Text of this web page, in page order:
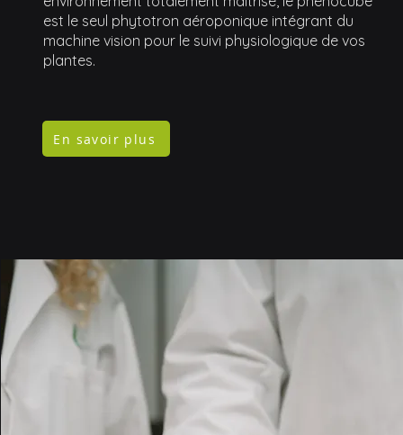
est le seul phytotron aéroponique intégrant du
machine vision pour le suivi physiologique de vos
plantes.
En savoir plus